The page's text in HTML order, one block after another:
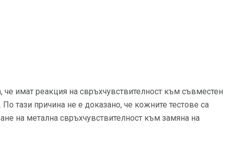
имат реакция на свръхчувствителност към съвместен
тази причина не е доказано, че кожните тестове са
на метална свръхчувствителност към замяна на